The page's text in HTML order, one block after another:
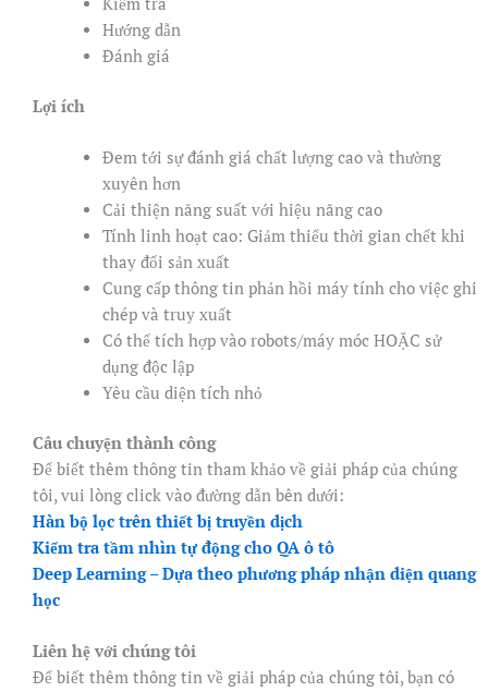
Hướng dẫn
Đánh giá
Lợi ích
Đem tới sự đánh giá chất lượng cao và thường
xuyên hơn
Cải thiện năng suất với hiệu năng cao
Tính linh hoạt cao: Giảm thiểu thời gian chết khi
thay đổi sản xuất
Cung cấp thông tin phản hồi máy tính cho việc ghi
chép và truy xuất
Có thể tích hợp vào robots/máy móc HOẶC sử
dụng độc lập
Yêu cầu diện tích nhỏ
Câu chuyện thành công
Để biết thêm thông tin tham khảo về giải pháp của chúng
tôi, vui lòng click vào đường dẫn bên dưới:
Hàn bộ lọc trên thiết bị truyền dịch
Kiểm tra tầm nhìn tự động cho QA ô tô
Deep Learning – Dựa theo phương pháp nhận diện quang
học
Liên hệ với chúng tôi
Để biết thêm thông tin về giải pháp của chúng tôi, bạn có